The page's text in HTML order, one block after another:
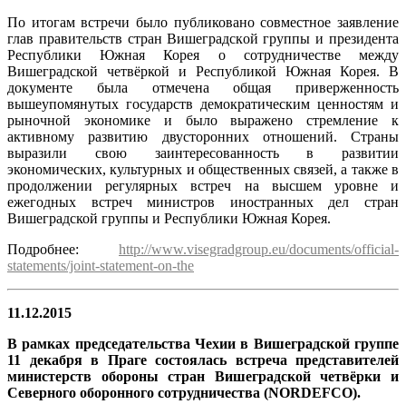
По итогам встречи было публиковано совместное заявление
глав правительств стран Вишеградской группы и президента
Республики Южная Корея о сотрудничестве между
Вишеградской четвёркой и Республикой Южная Корея. В
документе была отмечена общая приверженность
вышеупомянутых государств демократическим ценностям и
рыночной экономике и было выражено стремление к
активному развитию двусторонних отношений. Страны
выразили свою заинтересованность в развитии
экономических, культурных и общественных связей, а также в
продолжении регулярных встреч на высшем уровне и
ежегодных встреч министров иностранных дел стран
Вишеградской группы и Республики Южная Корея.
Подробнее: http://www.visegradgroup.eu/documents/official-
statements/joint-statement-on-the
11.12.2015
В рамках председательства Чехии в Вишеградской группе
11 декабря в Праге состоялась встреча представителей
министерств обороны стран Вишеградской четвёрки и
Северного оборонного сотрудничества (NORDEFCO).